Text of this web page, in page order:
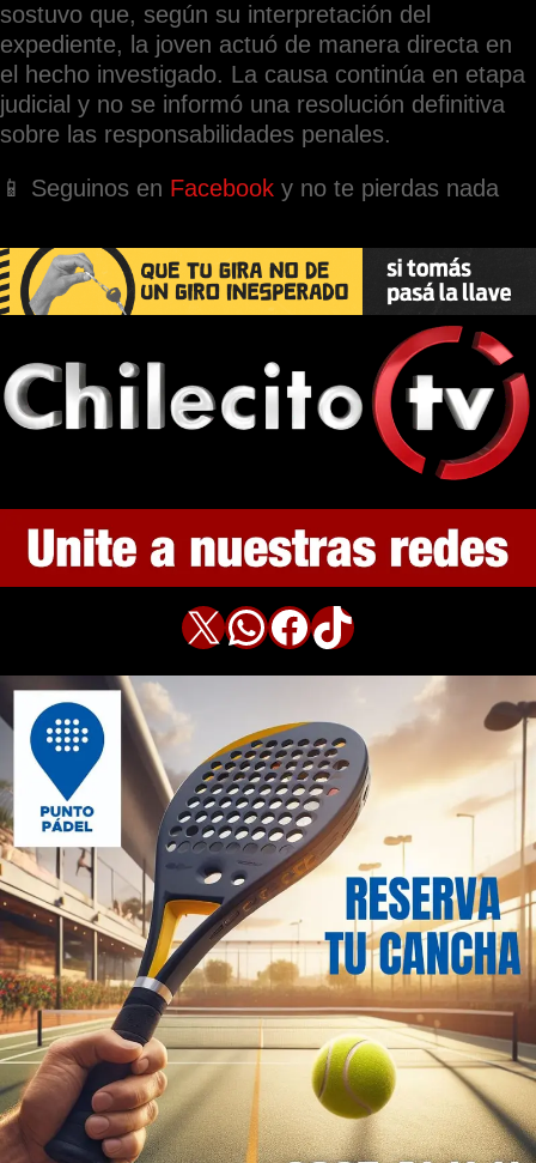
sostuvo que, según su interpretación del
expediente, la joven actuó de manera directa en
el hecho investigado. La causa continúa en etapa
judicial y no se informó una resolución definitiva
sobre las responsabilidades penales.
📱 Seguinos en Facebook y no te pierdas nada
X WhatsApp Facebook TikTok